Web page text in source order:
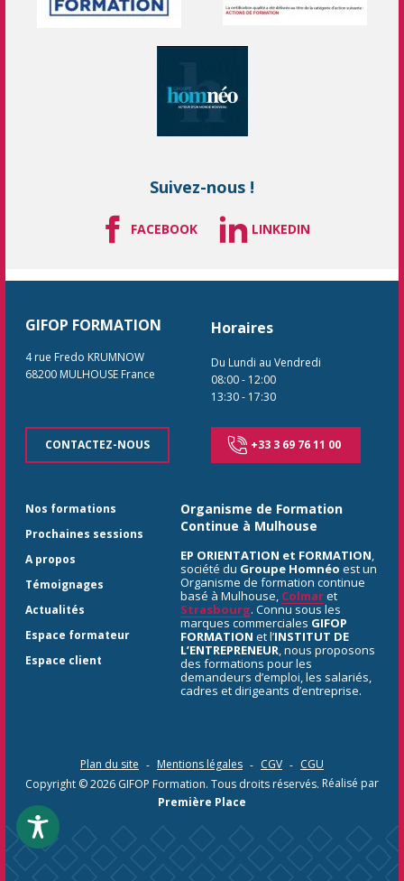
Suivez-nous !
FACEBOOK LINKEDIN
GIFOP FORMATION
4 rue Fredo KRUMNOW
68200 MULHOUSE France
CONTACTEZ-NOUS
Horaires
Du Lundi au Vendredi
08:00- 12:00
13:30- 17:30
+33 3 69 76 11 00
Nos formations
Prochaines sessions
A propos
Témoignages
Actualités
Espace formateur
Espace client
Organisme de Formation
Continue à Mulhouse
EP ORIENTATION et FORMATION,
société du Groupe Homnéo est un
Organisme de formation continue
basé à Mulhouse, Colmaret
Strasbourg. Connu sous les
marques commerciales GIFOP
FORMATION et l’INSTITUT DE
L’ENTREPRENEUR, nous proposons
des formations pour les
demandeurs d’emploi, les salariés,
cadres et dirigeants d’entreprise.
Plan du site Mentions légales CGV
CGU
Copyright © 2026 GIFOP Formation. Tous droits réservés. Réalisé par
Première Place